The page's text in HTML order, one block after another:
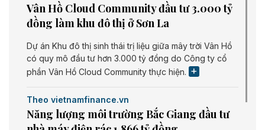
Vân Hồ Cloud Community đầu tư 3.000 tỷ
đồng làm khu đô thị ở Sơn La
Dự án Khu đô thị sinh thái trị liệu giữa mây trời Vân Hồ
có quy mô đầu tư hơn 3.000 tỷ đồng do Công ty cổ
phần Vân Hồ Cloud Community thực hiện.
Theo vietnamfinance.vn
Năng lượng môi trường Bắc Giang đầu tư